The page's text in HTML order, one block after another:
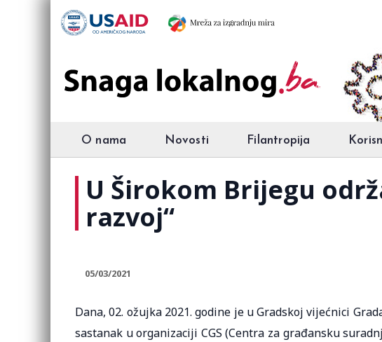
O nama Novosti Filantropija
U Širokom Brijegu
razvoj“
05/03/2021
Dana, 02. ožujka 2021. godine je u Gradskoj vijećnici
sastanak u organizaciji CGS (Centra za građansku